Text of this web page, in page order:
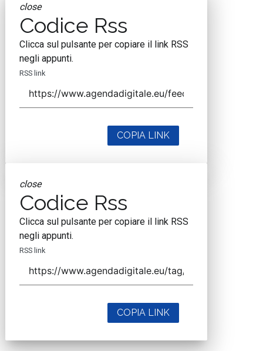
close
Codice Rss
Clicca sul pulsante per copiare il link RSS
negli appunti.
RSS link
COPIA LINK
close
Codice Rss
Clicca sul pulsante per copiare il link RSS
negli appunti.
RSS link
COPIA LINK